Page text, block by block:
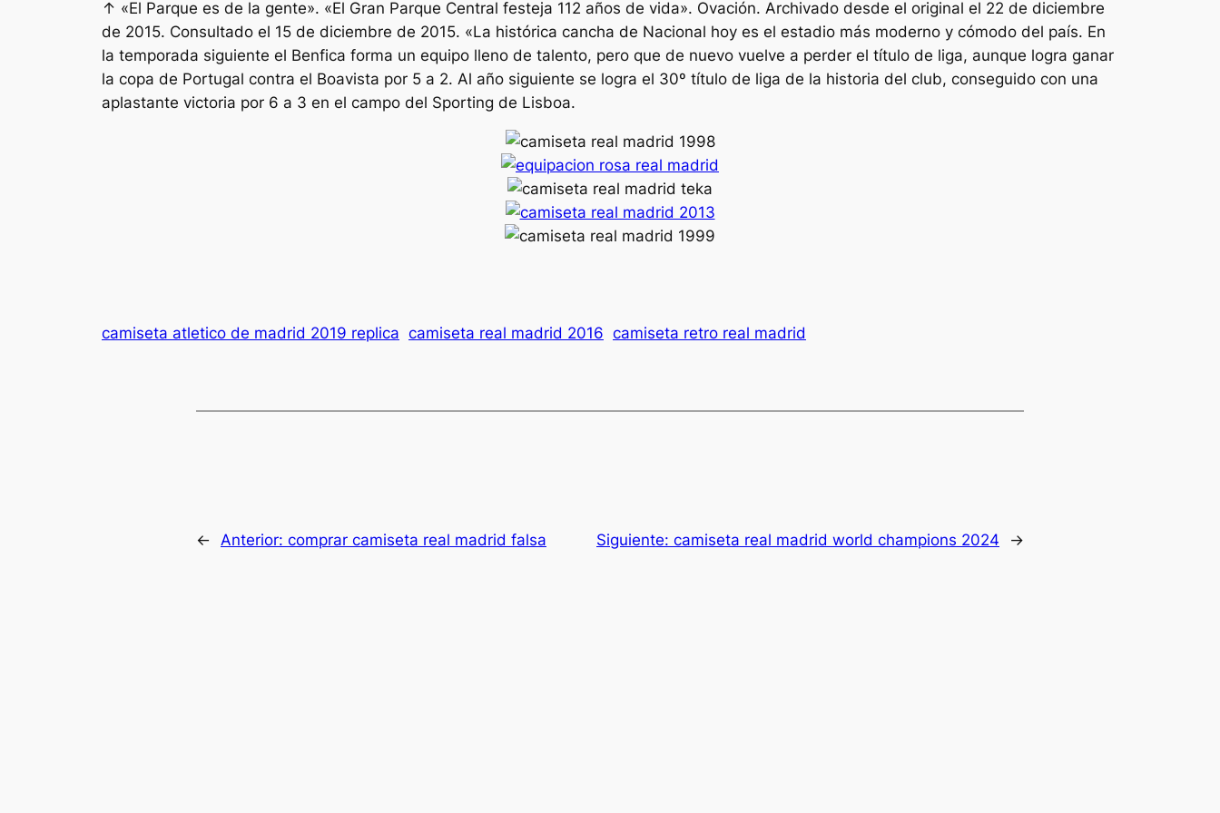
↑ «El Parque es de la gente». «El Gran Parque Central festeja 112 años de vida». Ovación. Archivado desde el original el 22 de diciembre
de 2015. Consultado el 15 de diciembre de 2015. «La histórica cancha de Nacional hoy es el estadio más moderno y cómodo del país. En
la temporada siguiente el Benfica forma un equipo lleno de talento, pero que de nuevo vuelve a perder el título de liga, aunque logra ganar
la copa de Portugal contra el Boavista por 5 a 2. Al año siguiente se logra el 30º título de liga de la historia del club, conseguido con una
aplastante victoria por 6 a 3 en el campo del Sporting de Lisboa.
camiseta atletico de madrid 2019 replica camiseta real madrid 2016 camiseta retro real madrid
← Anterior: comprar camiseta real madrid falsa Siguiente: camiseta real madrid world champions 2024 →